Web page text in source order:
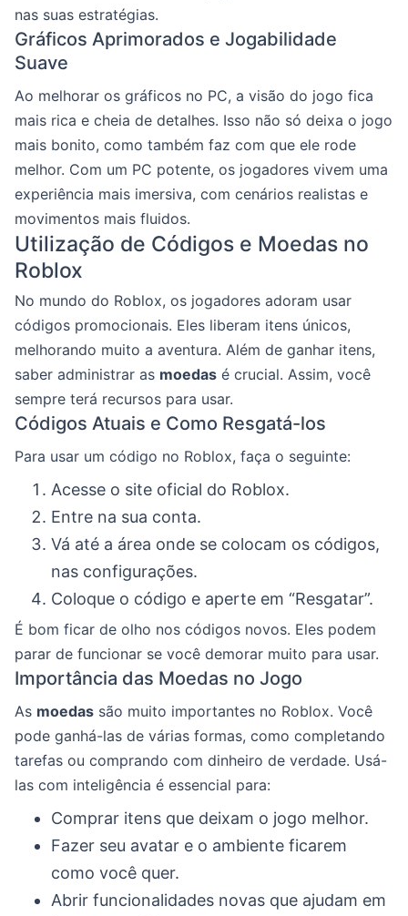
nas suas estratégias.
Gráficos Aprimorados e Jogabilidade
Suave
Ao melhorar os gráficos no PC, a visão do jogo fica
mais rica e cheia de detalhes. Isso não só deixa o jogo
mais bonito, como também faz com que ele rode
melhor. Com um PC potente, os jogadores vivem uma
experiência mais imersiva, com cenários realistas e
movimentos mais fluidos.
Utilização de Códigos e Moedas no
Roblox
No mundo do Roblox, os jogadores adoram usar
códigos promocionais. Eles liberam itens únicos,
melhorando muito a aventura. Além de ganhar itens,
saber administrar as moedas é crucial. Assim, você
sempre terá recursos para usar.
Códigos Atuais e Como Resgatá-los
Para usar um código no Roblox, faça o seguinte:
Acesse o site oficial do Roblox.
Entre na sua conta.
Vá até a área onde se colocam os códigos,
nas configurações.
Coloque o código e aperte em “Resgatar”.
É bom ficar de olho nos códigos novos. Eles podem
parar de funcionar se você demorar muito para usar.
Importância das Moedas no Jogo
As moedas são muito importantes no Roblox. Você
pode ganhá-las de várias formas, como completando
tarefas ou comprando com dinheiro de verdade. Usá-
las com inteligência é essencial para:
Comprar itens que deixam o jogo melhor.
Fazer seu avatar e o ambiente ficarem
como você quer.
Abrir funcionalidades novas que ajudam em